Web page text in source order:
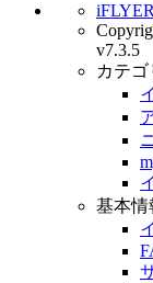
iFLYER
v7.3.5
カテゴ
基本情